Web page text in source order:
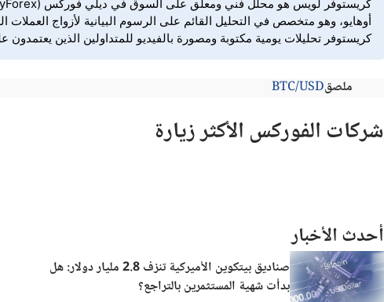
أوهايو، وهو متخصص في التحليل القائم على الرسوم البيانية لأزواج
كريستوفر تحليلات يومية مكتوبة ومصورة بالفيديو للمتداولين الذين
ملصقBTC/USD
شركات الفوركس الأكثر زيارة
أحدث الأخبار
صناديق بيتكوين الأميركية تنزف 2.8 مليار دولار: هل
بدأت شهية المستثمرين بالتراجع؟